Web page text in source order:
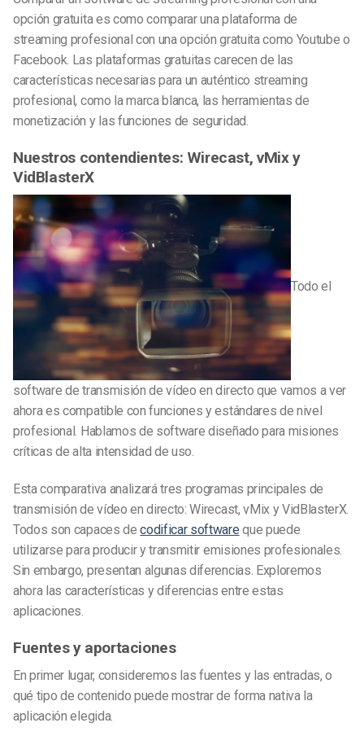
opción gratuita es como comparar una plataforma de
streaming profesional con una opción gratuita como Youtube o
Facebook. Las plataformas gratuitas carecen de las
características necesarias para un auténtico streaming
profesional, como la marca blanca, las herramientas de
monetización y las funciones de seguridad.
Nuestros contendientes: Wirecast, vMix y
VidBlasterX
Todo el
software de transmisión de vídeo en directo que vamos a ver
ahora es compatible con funciones y estándares de nivel
profesional. Hablamos de software diseñado para misiones
críticas de alta intensidad de uso.
Esta comparativa analizará tres programas principales de
transmisión de vídeo en directo: Wirecast, vMix y VidBlasterX.
Todos son capaces decodificar software que puede
utilizarse para producir y transmitir emisiones profesionales.
Sin embargo, presentan algunas diferencias. Exploremos
ahora las características y diferencias entre estas
aplicaciones.
Fuentes y aportaciones
En primer lugar, consideremos las fuentes y las entradas, o
qué tipo de contenido puede mostrar de forma nativa la
aplicación elegida.